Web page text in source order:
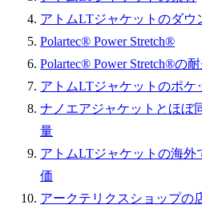
アトムLTジャケットのダウ
Polartec® Power Stretch®
Polartec® Power Stretch®の
アトムLTジャケットのポケ
ナノエアジャケットとほぼ
量
アトムLTジャケットの海外
価
アークテリクスショップの